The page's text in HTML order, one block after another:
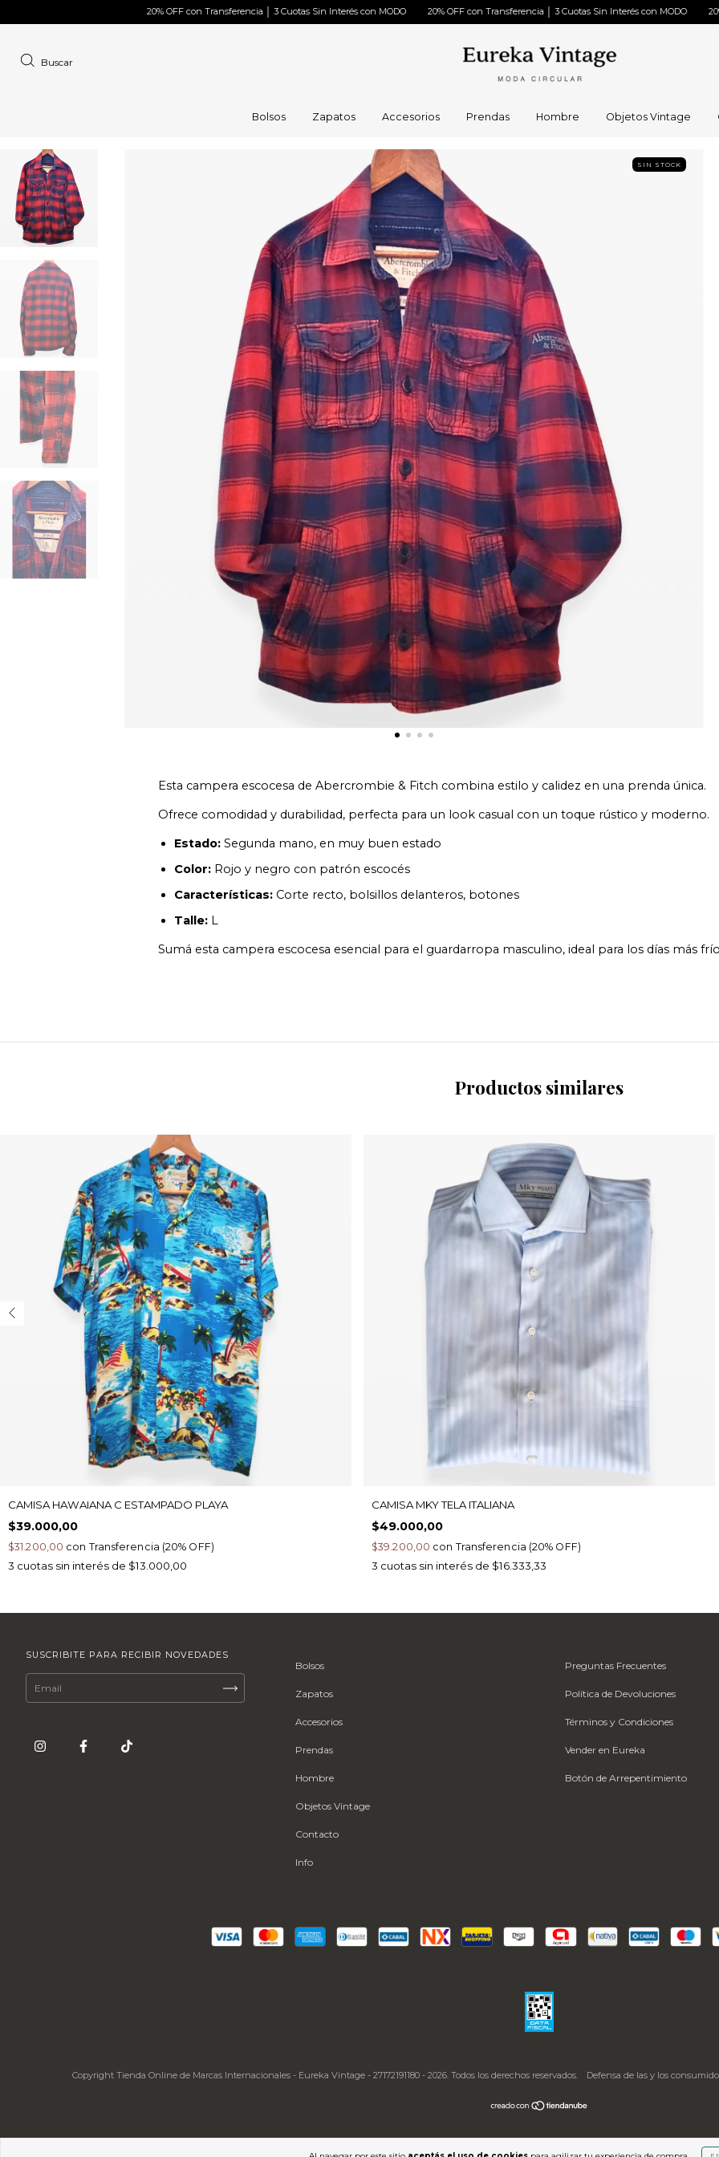
20% OFF con Transferencia │ 3 Cuotas Sin Interés con MODO 20% OFF con Transferencia │ 3 Cuotas Sin Interés con MODO 20% OFF con
Buscar
Bolsos Zapatos Accesorios Prendas Hombre Objetos Vintage
SIN STOCK
Esta campera escocesa de Abercrombie & Fitch combina estilo y calidez en una prenda única.
Ofrece comodidad y durabilidad, perfecta para un look casual con un toque rústico y moderno.
Estado: Segunda mano, en muy buen estado
Color: Rojo y negro con patrón escocés
Características: Corte recto, bolsillos delanteros, botones
Talle: L
Sumá esta campera escocesa esencial para el guardarropa masculino, ideal para los días más
Productos similares
CAMISA HAWAIANA C ESTAMPADO PLAYA
$39.000,00
$31.200,00 con Transferencia (20% OFF)
3 cuotas sin interés de $13.000,00
CAMISA MKY TELA ITALIANA
$49.000,00
$39.200,00 con Transferencia (20% OFF)
3 cuotas sin interés de $16.333,33
SUSCRIBITE PARA RECIBIR NOVEDADES
Bolsos
Zapatos
Accesorios
Prendas
Hombre
Objetos Vintage
Contacto
Info
Preguntas Frecuentes
Política de Devoluciones
Términos y Condiciones
Vender en Eureka
Botón de Arrepentimiento
Copyright Tienda Online de Marcas Internacionales - Eureka Vintage - 27172191180 - 2026. Todos los derechos reservados. Defensa de las y los